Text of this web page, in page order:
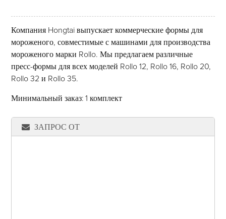
Компания Hongtai выпускает коммерческие формы для
мороженого, совместимые с машинами для производства
мороженого марки Rollo. Мы предлагаем различные
пресс-формы для всех моделей Rollo 12, Rollo 16, Rollo 20,
Rollo 32 и Rollo 35.
Минимальный заказ: 1 комплект
ЗАПРОС ОТ